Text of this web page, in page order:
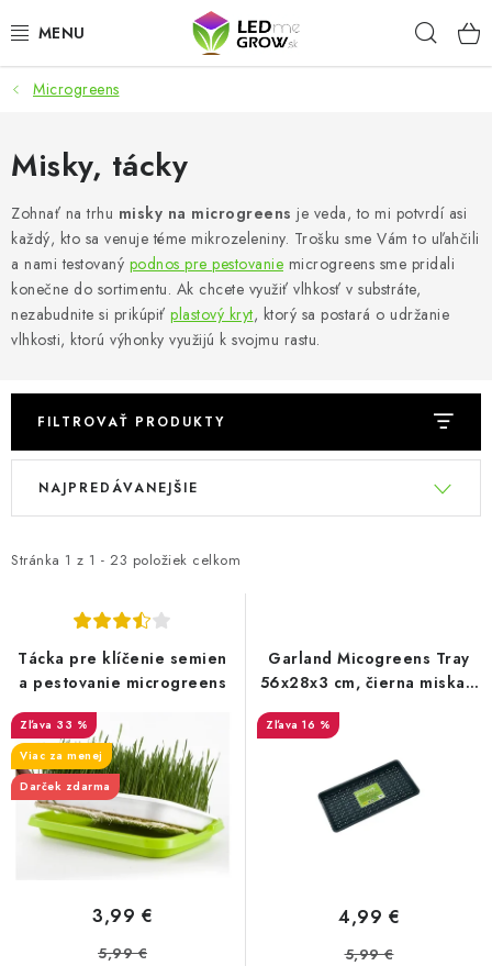
na
AKCIE
LED OSVETLENIE PRE RASTLINY
PESTOVATEĽSKÉ POTREBY
PRE AKVÁRIA
MICROGREENS
Obchodné podmienky
Podmienky o ochrane osobných údajov
Microgreens
Misky, tácky
Zohnať na trhu misky na microgreens je veda, to mi potvrdí asi
každý, kto sa venuje téme mikrozeleniny. Trošku sme Vám to uľahčili
a nami testovaný podnos pre pestovanie microgreens sme pridali
konečne do sortimentu. Ak chcete využiť vlhkosť v substráte,
nezabudnite si prikúpiť plastový kryt, ktorý sa postará o udržanie
vlhkosti, ktorú výhonky využijú k svojmu rastu.
FILTROVAŤ PRODUKTY
V
i
r
o
d
u
k
t
Stránka 1 z 1 - 23 položiek celkom
R
e
e
p
r
o
d
u
NAJPREDÁVANEJŠIE
Tácka pre klíčenie semien
a pestovanie microgreens
33 %
Viac za menej
Darček zdarma
3,99 €
5,99 €
Garland Micogreens Tray
56x28x3 cm, čierna miska s
drenážou
16 %
4,99 €
5,99 €